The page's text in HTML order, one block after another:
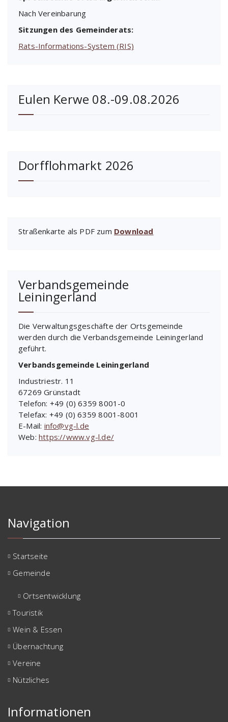
Nach Vereinbarung
Sitzungen des Gemeinderats:
Rats-Informations-System (RIS)
Eulen Kerwe 08.-09.08.2026
Dorfflohmarkt 2026
Straßenkarte als PDF zum Download
Verbandsgemeinde
Leiningerland
Die Verwaltungsgeschäfte der Ortsgemeinde
werden durch die Verbandsgemeinde Leiningerland
geführt.
Verbandsgemeinde Leiningerland
Industriestr. 11
67269 Grünstadt
Telefon: +49 (0) 6359 8001-0
Telefax: +49 (0) 6359 8001-8001
E-Mail: info@vg-l.de
Web: https://www.vg-l.de/
Navigation
Startseite
Gemeinde
Ortsentwicklung
Touristik
Wein & Essen
Übernachtung
Vereine
Nützliches
Informationen